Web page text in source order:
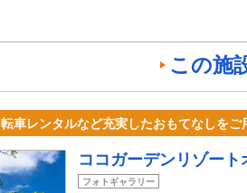
この施
車レンタルなど充実したおもてなしをご
ココガーデンリゾート
フォトギャラリー